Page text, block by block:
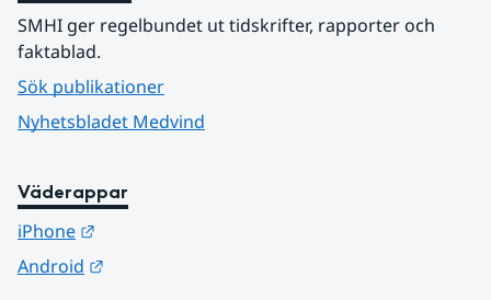
SMHI ger regelbundet ut tidskrifter, rapporter och
faktablad.
Sök publikationer
Nyhetsbladet Medvind
Väderappar
iPhone
Android